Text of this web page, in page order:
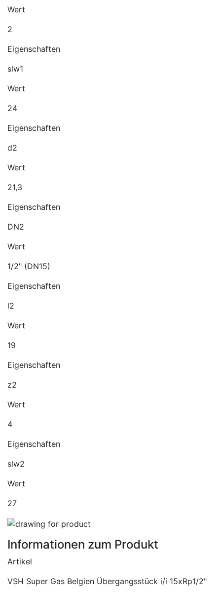
Wert
2
Eigenschaften
slw1
Wert
24
Eigenschaften
d2
Wert
21,3
Eigenschaften
DN2
Wert
1/2" (DN15)
Eigenschaften
l2
Wert
19
Eigenschaften
z2
Wert
4
Eigenschaften
slw2
Wert
27
Informationen zum Produkt
Artikel
VSH Super Gas Belgien Übergangsstück i/i 15xRp1/2"